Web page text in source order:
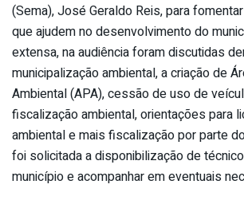
(Sema), José Geraldo Reis, para
que ajudem no desenvolvimento do
extensa, na audiência foram discutidas
municipalização ambiental, a criação de
Ambiental (APA), cessão de uso de
fiscalização ambiental, orientações para
ambiental e mais fiscalização por parte
foi solicitada a disponibilização de
município e acompanhar em eventuais